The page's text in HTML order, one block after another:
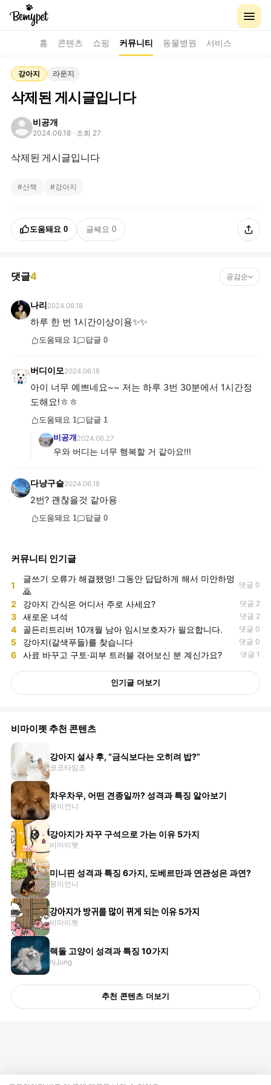
홈 콘텐츠 쇼핑 커뮤니티 동물병원 서비스
강아지 라운지
삭제된 게시글입니다
비공개
2024.06.18 · 조회 27
삭제된 게시글입니다
#산책 #강아지
도움돼요 0 글쎄요 0
댓글4 공감순
나리 2024.06.18
하루 한 번 1시간이상이용✨️✨️
도움돼요 1 답글 0
버디이모 2024.06.18
아이 너무 예쁘네요~~ 저는 하루 3번 30분에서 1시간정
도해요!ㅎㅎ
도움돼요 1 답글 1
비공개 2024.06.27
우와 버디는 너무 행복할 거 같아요!!!
다냥구슬2024.06.18
2번? 괜찮을것 같아용
도움돼요 1 답글 0
커뮤니티 인기글
1
글쓰기 오류가 해결됐멍! 그동안 답답하게 해서 미안하멍
🙇
댓글 0
2 강아지 간식은 어디서 주로 사세요? 댓글 2
3 새로운 녀석 댓글 2
4 골든리트리버 10개월 남아 임시보호자가 필요합니다. 댓글 0
5 강아지(갈색푸들)를 찾습니다 댓글 0
6 사료 바꾸고 구토·피부 트러블 겪어보신 분 계신가요? 댓글 1
인기글 더보기
비마이펫 추천 콘텐츠
강아지 설사 후, “금식보다는 오히려 밥?”
코코타임즈
차우차우, 어떤 견종일까? 성격과 특징 알아보기
몽이언니
강아지가 자꾸 구석으로 가는 이유 5가지
비마이펫
미니핀 성격과 특징 6가지, 도베르만과 연관성은 과연?
몽이언니
강아지가 방귀를 많이 뀌게 되는 이유 5가지
비마이펫
랙돌 고양이 성격과 특징 10가지
hj.jung
추천 콘텐츠 더보기